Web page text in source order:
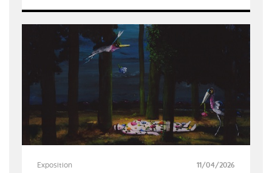
Exposition 11/04/2026